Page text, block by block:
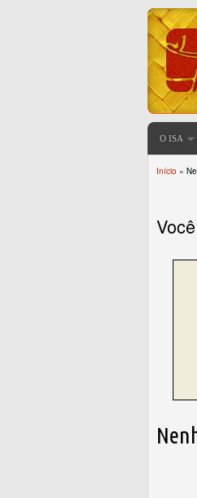
O ISA
Início »